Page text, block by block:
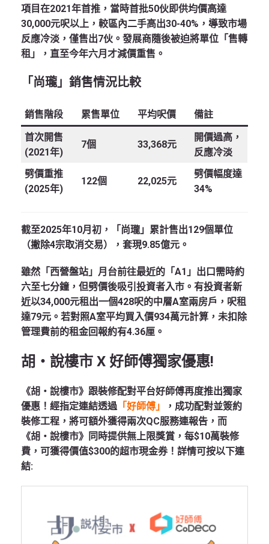
項目在2021年首推，當時首批50伙即供均價高達
30,000元呎以上，較區內二手高出30-40%，導致市場
反應冷淡，僅售出7伙。發展商隨後被迫將單位「售轉
租」，直至今年六月才減價重售。
「尚瓏」銷售情況比較
銷售階段 累售單位 平均呎價
備註
首次開售
(2021年)
7個 33,368元
開價過高，
反應冷淡
劈價重推
(2025年)
122個 22,025元
劈價幅度達
34%
截至2025年10月初，「尚瓏」累計售出129個單位
（撇除4宗取消交易），套現9.85億元。
雖然「西營盤站」月台前往最近的「A1」出口需時約
六至七分鐘，但劈價後吸引投資者入市。有投資者新
近以34,000元租出一個428呎的中層A室兩房戶，呎租
達79元。若對照A室平均買入價934萬元計算，未扣除
管理費前的租金回報約有4.36厘。
胡‧說樓市 X 好師傅獨家優惠!
《胡‧說樓市》跟裝修配對平台好師傅再度推出獨家
優惠！經指定連結透過「好師傅」
，成功配對並簽約
裝修工程，將可額外獲得兩次QC服務連報告，而
《胡‧說樓市》同時提供無上限獎賞，每$10萬裝修
費，可獲得價值$300的超市現金券！詳情可按以下連
結: